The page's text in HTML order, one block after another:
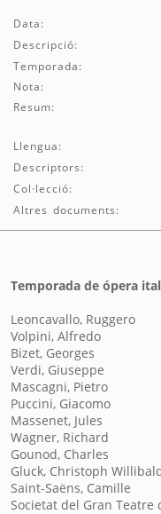
Data:
Descripció:
Temporada:
Nota:
Resum:
Llengua:
Descriptors:
Col·lecció:
Altres documents:
Temporada de ópera
Leoncavallo, Ruggero
Volpini, Alfredo
Bizet, Georges
Verdi, Giuseppe
Mascagni, Pietro
Puccini, Giacomo
Massenet, Jules
Wagner, Richard
Gounod, Charles
Gluck, Christoph
Saint-Saëns, Camille
Societat del Gran Teatre